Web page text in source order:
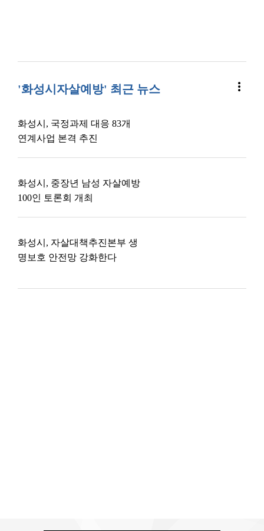
'화성시자살예방' 최근 뉴스 more_vert
화성시, 국정과제 대응 83개
연계사업 본격 추진
화성시, 중장년 남성 자살예방
100인 토론회 개최
화성시, 자살대책추진본부 생
명보호 안전망 강화한다